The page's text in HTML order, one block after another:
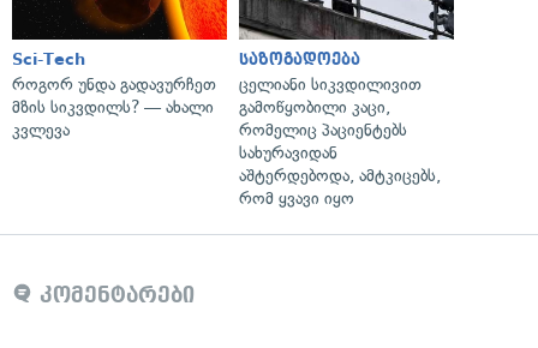
Sci-Tech
როგორ უნდა გადავურჩეთ
მზის სიკვდილს? — ახალი
კვლევა
საზოგადოება
ცელიანი სიკვდილივით
გამოწყობილი კაცი,
რომელიც პაციენტებს
სახურავიდან
აშტერდებოდა, ამტკიცებს,
რომ ყვავი იყო
კომენტარები